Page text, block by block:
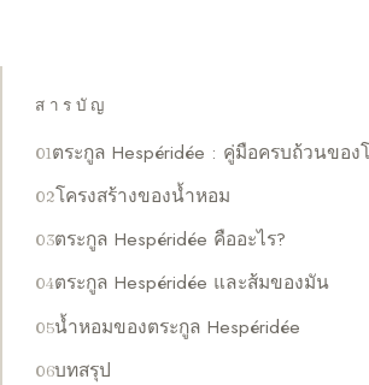
สารบัญ
ตระกูล Hespéridée : คู่มือครบถ้วนของ
โครงสร้างของน้ำหอม
ตระกูล Hespéridée คืออะไร?
ตระกูล Hespéridée และส้มของมัน
น้ำหอมของตระกูล Hespéridée
บทสรุป